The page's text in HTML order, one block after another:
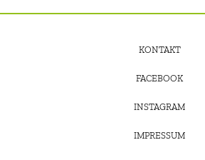
KONTAKT
FACEBOOK
INSTAGRAM
IMPRESSUM